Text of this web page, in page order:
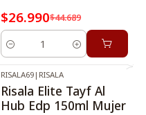
$26.990$44.689
Cantidad
-46%OFF
RISALA69 | RISALA
Risala Elite Tayf Al
Hub Edp 150ml Mujer